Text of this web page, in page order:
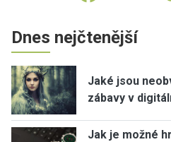
Dnes nejčtenější
Jaké jsou
zábavy v
Jak je možné